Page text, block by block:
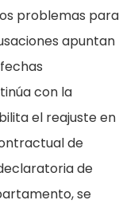
problemas para
apuntan
con la
el reajuste en
de
de
se